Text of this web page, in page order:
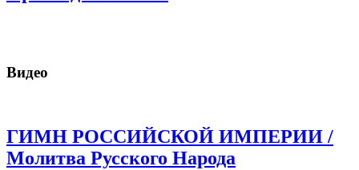
Видео
ГИМН РОССИЙСКОЙ ИМПЕРИИ /
Молитва Русского Народа